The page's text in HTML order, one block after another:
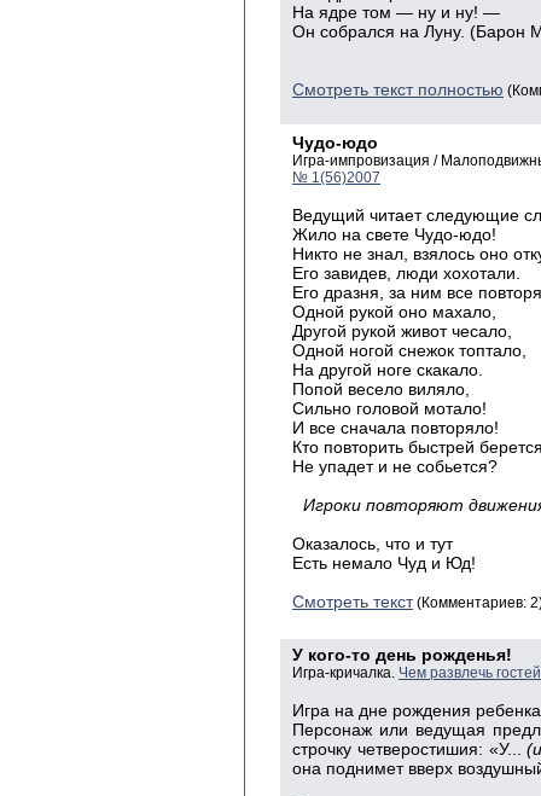
На ядре том — ну и ну! —
Он собрался на Луну. (Барон
Смотреть текст полностью
Чудо-юдо
Игра-импровизация /
№ 1(56)2007
Ведущий читает следующие
Жило на свете Чудо-юдо!
Никто не знал, взялось оно
Его завидев, люди хохотали.
Его дразня, за ним все
Одной рукой оно махало,
Другой рукой живот чесало,
Одной ногой снежок топтало,
На другой ноге скакало.
Попой весело виляло,
Сильно головой мотало!
И все сначала повторяло!
Кто повторить быстрей
Не упадет и не собьется?
Игрокиповторяют
Оказалось , что и тут
Есть немало Чуд и Юд!
Смотреть текст(Комментариев:
У кого-то день рожденья!
Игра-кричалка. Чем развлечь
Игра на дне рождения
Персонаж или ведущая
строчку четверостишия: «У...
она поднимет вверх